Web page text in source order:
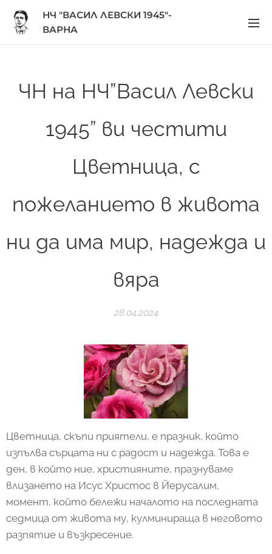
НЧ "ВАСИЛ ЛЕВСКИ 1945"-
ВАРНА
ЧН на НЧ”Васил Левски
1945” ви честити
Цветница, с
пожеланието в живота
ни да има мир, надежда и
вяра
28.04.2024
Цветница, скъпи приятели, е празник, който
изпълва сърцата ни с радост и надежда. Това е
ден, в който ние, християните, празнуваме
влизането на Исус Христос в Йерусалим,
момент, който бележи началото на последната
седмица от живота му, кулминираща в неговото
разпятие и възкресение.